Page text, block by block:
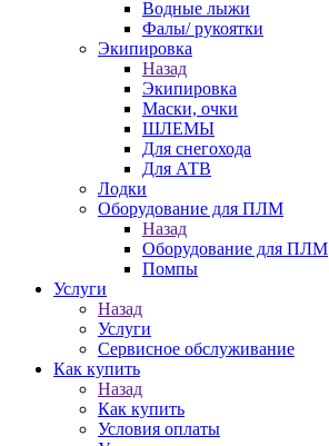
Водные лыжи
Фалы/ рукоятки
Экипировка
Назад
Экипировка
Маски, очки
ШЛЕМЫ
Для снегохода
Для АТВ
Лодки
Оборудование для ПЛМ
Назад
Оборудование для ПЛМ
Помпы
Услуги
Назад
Услуги
Сервисное обслуживание
Как купить
Назад
Как купить
Условия оплаты